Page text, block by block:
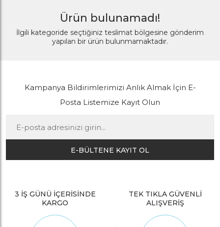
Ürün bulunamadı!
İlgili kategoride seçtiğiniz teslimat bölgesine gönderim
yapılan bir ürün bulunmamaktadır.
Kampanya Bildirimlerimizi Anlık Almak İçin E-
Posta Listemize Kayıt Olun
E-BÜLTENE KAYIT OL
3 İŞ GÜNÜ İÇERİSİNDE
KARGO
TEK TIKLA GÜVENLİ
ALIŞVERİŞ